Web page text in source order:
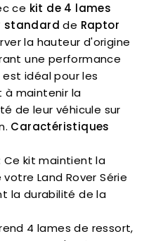
ce kit de 4 lames
standard de Raptor
la hauteur d'origine
une performance
idéal pour les
à maintenir la
de leur véhicule sur
Caractéristiques
Ce kit maintient la
Land Rover Série
la durabilité de la
4 lames de ressort,